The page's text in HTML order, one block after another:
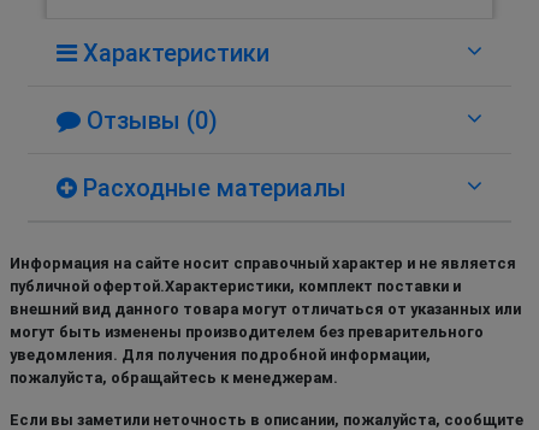
Характеристики
Отзывы (0)
Расходные материалы
Информация на сайте носит справочный характер и не является
публичной офертой.Характеристики, комплект поставки и
внешний вид данного товара могут отличаться от указанных или
могут быть изменены производителем без преварительного
уведомления. Для получения подробной информации,
пожалуйста, обращайтесь к менеджерам.
Если вы заметили неточность в описании, пожалуйста, сообщите